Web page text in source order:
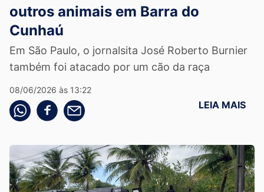
outros animais em Barra do
Cunhaú
Em São Paulo, o jornalsita José Roberto Burnier
também foi atacado por um cão da raça
08/06/2026 às 13:22
Compartilhe pelo whatsapp
Compartilhar no facebook
Compartilhe pelo email LEIA MAIS